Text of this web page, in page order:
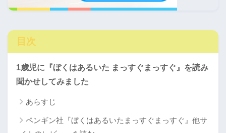
目次
1歳児に『ぼくはあるいた まっすぐまっすぐ』を読み
聞かせしてみました
あらすじ
ペンギン社『ぼくはあるいたまっすぐまっすぐ』他サ